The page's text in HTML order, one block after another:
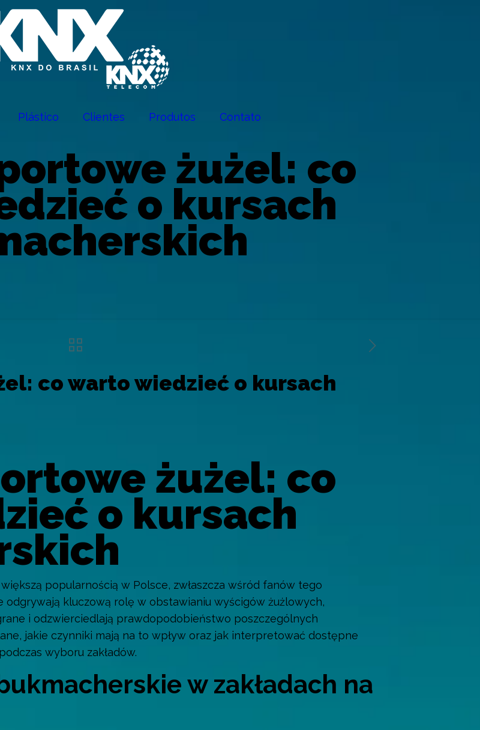
Plástico Clientes Produtos Contato
żużel: co
o kursach
co warto wiedzieć o kursach
żużel: co
o kursach
popularnością w Polsce, zwłaszcza wśród fanów tego
odgrywają kluczową rolę w obstawianiu wyścigów żużlowych,
i odzwierciedlają prawdopodobieństwo poszczególnych
jakie czynniki mają na to wpływ oraz jak interpretować dostępne
wyboru zakładów.
w zakładach na